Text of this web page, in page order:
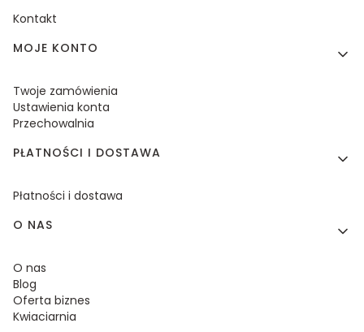
Kontakt
MOJE KONTO
Twoje zamówienia
Ustawienia konta
Przechowalnia
PŁATNOŚCI I DOSTAWA
Płatności i dostawa
O NAS
O nas
Blog
Oferta biznes
Kwiaciarnia